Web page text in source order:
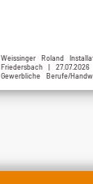
Weissinger Roland
Friedersbach | 27.07.2026
Gewerbliche Berufe/